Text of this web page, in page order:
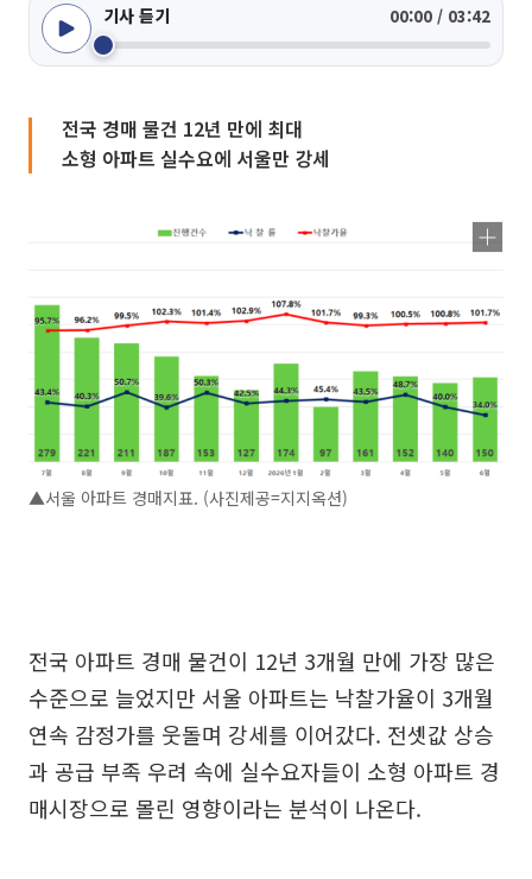
기사 듣기 00:00 / 03:42
전국 경매 물건 12년 만에 최대
소형 아파트 실수요에 서울만 강세
▲서울 아파트 경매지표. (사진제공=지지옥션)
전국 아파트 경매 물건이 12년 3개월 만에 가장 많은
수준으로 늘었지만 서울 아파트는 낙찰가율이 3개월
연속 감정가를 웃돌며 강세를 이어갔다. 전셋값 상승
과 공급 부족 우려 속에 실수요자들이 소형 아파트 경
매시장으로 몰린 영향이라는 분석이 나온다.